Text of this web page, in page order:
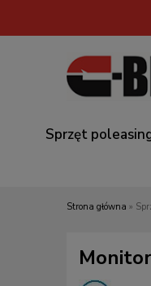
Sprzęt
Strona główna »